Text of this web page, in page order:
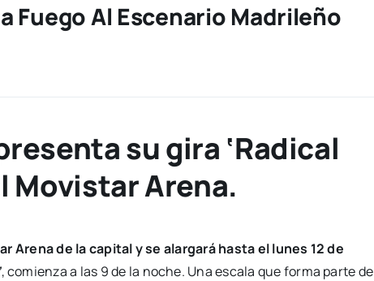
Fuego Al Escenario Madrileño
su gira ‘Radical
Movistar Arena.
Arena de la capital y se alargará hasta el lunes 12 de
, comienza a las 9 de la noche. Una escala que forma parte de